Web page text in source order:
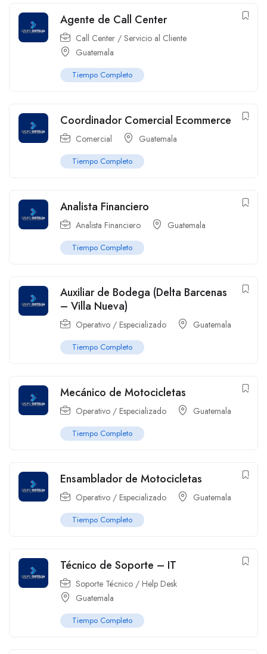
Agente de Call Center
Call Center / Servicio al Cliente
Guatemala
Tiempo Completo
Coordinador Comercial Ecommerce
Comercial Guatemala
Tiempo Completo
Analista Financiero
Analista Financiero Guatemala
Tiempo Completo
Auxiliar de Bodega (Delta Barcenas
– Villa Nueva)
Operativo / Especializado Guatemala
Tiempo Completo
Mecánico de Motocicletas
Operativo / Especializado Guatemala
Tiempo Completo
Ensamblador de Motocicletas
Operativo / Especializado Guatemala
Tiempo Completo
Técnico de Soporte – IT
Soporte Técnico / Help Desk
Guatemala
Tiempo Completo